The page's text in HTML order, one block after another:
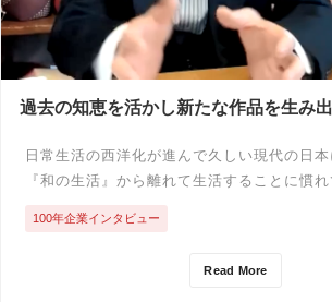
過去の知恵を活かし新たな作品を生み
日常生活の西洋化が進んで久しい現代の日本
『和の生活』から離れて生活することに慣
Read More
100年企業インタビュー